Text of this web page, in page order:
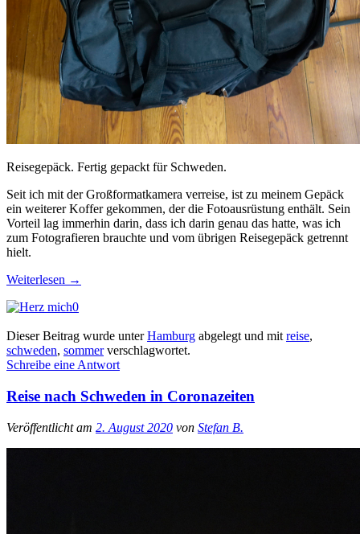
Reisegepäck. Fertig gepackt für Schweden.
Seit ich mit der Großformatkamera verreise, ist zu meinem Gepäck
ein weiterer Koffer gekommen, der die Fotoausrüstung enthält. Sein
Vorteil lag immerhin darin, dass ich darin genau das hatte, was ich
zum Fotografieren brauchte und vom übrigen Reisegepäck getrennt
hielt.
Weiterlesen →
0
Dieser Beitrag wurde unterHamburg abgelegt und mit reise,
schweden, sommerverschlagwortet.
Schreibe eine Antwort
Reise nach Schweden in Coronazeiten
Veröffentlicht am 2. August 2020 von Stefan B.